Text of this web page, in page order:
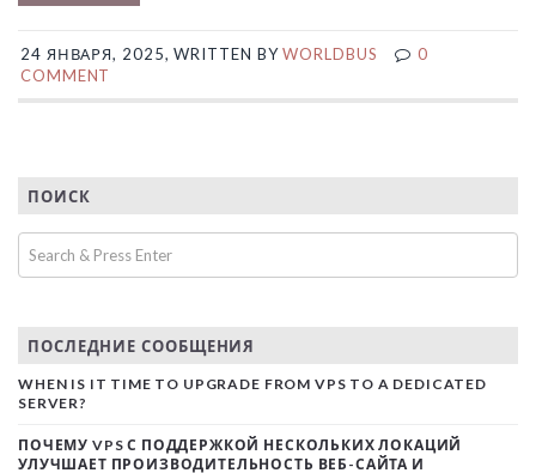
24 ЯНВАРЯ, 2025, WRITTEN BYWORLDBUS
0
COMMENT
ПОИСК
ПОСЛЕДНИЕ СООБЩЕНИЯ
WHEN IS IT TIME TO UPGRADE FROM VPS TO A DEDICATED
SERVER?
ПОЧЕМУ VPS С ПОДДЕРЖКОЙ НЕСКОЛЬКИХ ЛОКАЦИЙ
УЛУЧШАЕТ ПРОИЗВОДИТЕЛЬНОСТЬ ВЕБ-САЙТА И